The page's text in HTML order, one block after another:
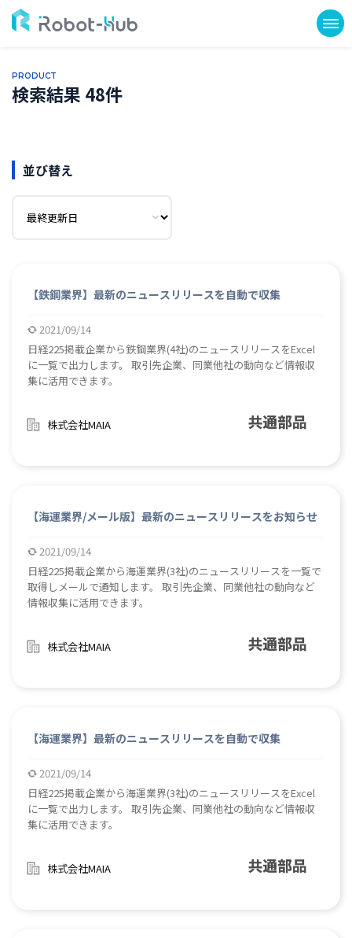
PRODUCT
検索結果 48件
並び替え
【鉄鋼業界】最新のニュースリリースを自動で収集
2021/09/14
日経225掲載企業から鉄鋼業界(4社)のニュースリリースをExcel
に一覧で出力します。 取引先企業、同業他社の動向など情報収
集に活用できます。
株式会社MAIA
【海運業界/メール版】最新のニュースリリースをお知らせ
2021/09/14
日経225掲載企業から海運業界(3社)のニュースリリースを一覧で
取得しメールで通知します。 取引先企業、同業他社の動向など
情報収集に活用できます。
株式会社MAIA
【海運業界】最新のニュースリリースを自動で収集
2021/09/14
日経225掲載企業から海運業界(3社)のニュースリリースをExcel
に一覧で出力します。 取引先企業、同業他社の動向など情報収
集に活用できます。
株式会社MAIA